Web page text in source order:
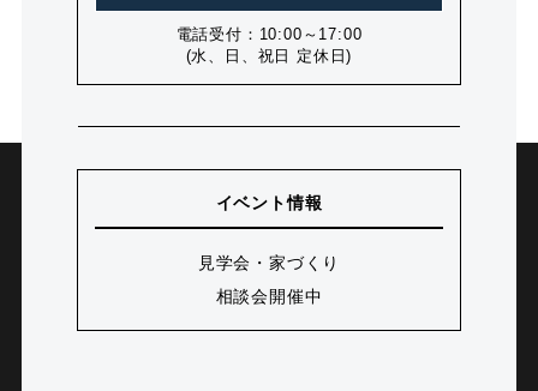
電話受付：10:00～17:00
(水、日、祝日 定休日)
イベント情報
見学会・家づくり
相談会開催中